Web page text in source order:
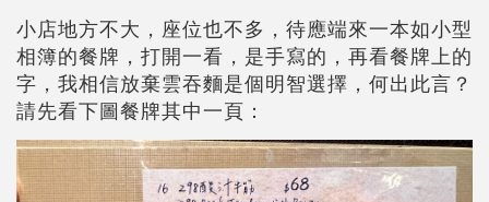
小店地方不大，座位也不多，待應端來一本如小型
相簿的餐牌，打開一看，是手寫的，再看餐牌上的
字，我相信放棄雲吞麵是個明智選擇，何出此言？
請先看下圖餐牌其中一頁：